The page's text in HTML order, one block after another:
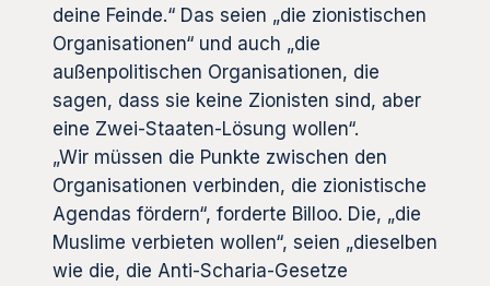
deine Feinde.“ Das seien „die zionistischen
Organisationen“ und auch „die
außenpolitischen Organisationen, die
sagen, dass sie keine Zionisten sind, aber
eine Zwei-Staaten-Lösung wollen“.
„Wir müssen die Punkte zwischen den
Organisationen verbinden, die zionistische
Agendas fördern“, forderte Billoo. Die, „die
Muslime verbieten wollen“, seien „dieselben
wie die, die Anti-Scharia-Gesetze